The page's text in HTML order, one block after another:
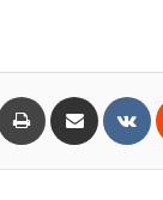
Reddit
VKontakte
Share via Email